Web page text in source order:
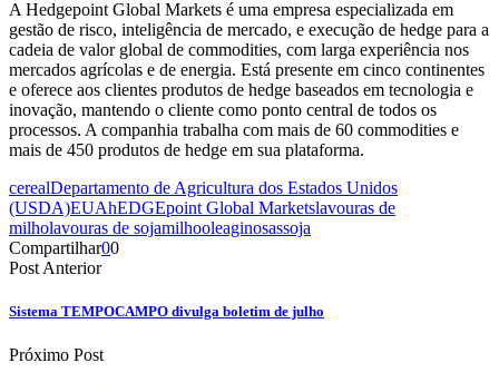
A Hedgepoint Global Markets é uma empresa especializada em
gestão de risco, inteligência de mercado, e execução de hedge para a
cadeia de valor global de commodities, com larga experiência nos
mercados agrícolas e de energia. Está presente em cinco continentes
e oferece aos clientes produtos de hedge baseados em tecnologia e
inovação, mantendo o cliente como ponto central de todos os
processos. A companhia trabalha com mais de 60 commodities e
mais de 450 produtos de hedge em sua plataforma.
cerealDepartamento de Agricultura dos Estados Unidos
(USDA)EUAhEDGEpoint Global Marketslavouras de
milholavouras de sojamilhooleaginosassoja
Compartilhar00
Post Anterior
Sistema TEMPOCAMPO divulga boletim de julho
Próximo Post